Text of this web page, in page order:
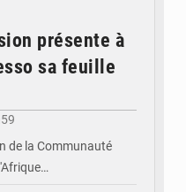
présente à
sa feuille
de la Communauté